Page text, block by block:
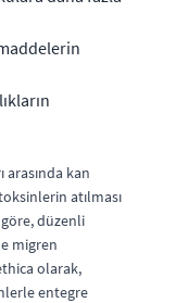
kan
atılması
göre, düzenli
migren
olarak,
entegre